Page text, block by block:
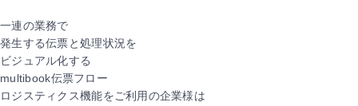
一連の業務で
発生する伝票と処理状況を
ビジュアル化する
multibook伝票フロー
ロジスティクス機能をご利用の企業様は